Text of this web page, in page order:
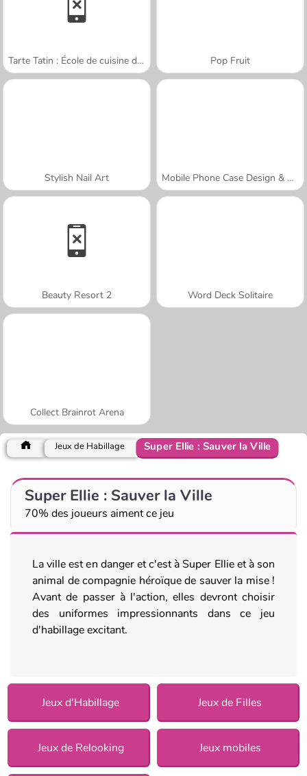
Tarte Tatin : École de cuisine de Sara Pop Fruit
Stylish Nail Art Mobile Phone Case Design & DIY
Beauty Resort 2 Word Deck Solitaire
Collect Brainrot Arena
Jeux de Habillage Super Ellie : Sauver la Ville
Super Ellie : Sauver la Ville
70% des joueurs aiment ce jeu
La ville est en danger et c'est à Super Ellie et à son
animal de compagnie héroïque de sauver la mise !
Avant de passer à l'action, elles devront choisir
des uniformes impressionnants dans ce jeu
d'habillage excitant.
Jeux d'Habillage Jeux de Filles
Jeux de Relooking Jeux mobiles